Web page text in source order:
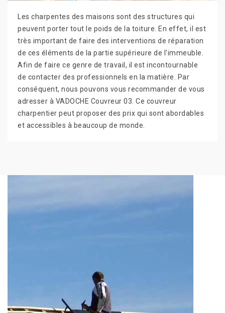
Les charpentes des maisons sont des structures qui
peuvent porter tout le poids de la toiture. En effet, il est
très important de faire des interventions de réparation
de ces éléments de la partie supérieure de l'immeuble.
Afin de faire ce genre de travail, il est incontournable
de contacter des professionnels en la matière. Par
conséquent, nous pouvons vous recommander de vous
adresser à VADOCHE Couvreur 03. Ce couvreur
charpentier peut proposer des prix qui sont abordables
et accessibles à beaucoup de monde.